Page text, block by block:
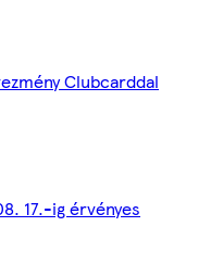
Clubcarddal
17.-ig érvényes